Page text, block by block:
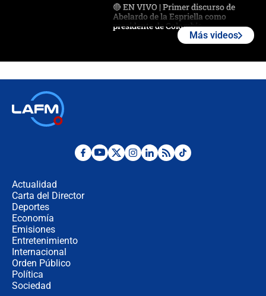
🔴 EN VIVO | Primer discurso de
Abelardo de la Espriella como
presidente de Colombia
Desde dermatitis hasta infecciones:
Más videos
Actualidad
Carta del Director
Deportes
Economía
Emisiones
Entretenimiento
Internacional
Orden Público
Política
Sociedad